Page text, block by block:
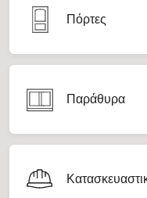
Πόρτες
Παράθυρα